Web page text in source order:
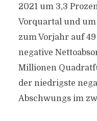
2021 um 3,3
Vorquartal und um
zum Vorjahr auf
negative
Millionen
der niedrigste
Abschwungs im